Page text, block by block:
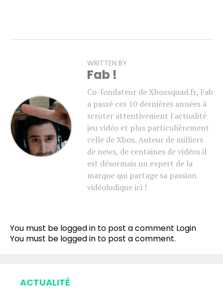
WRITTEN BY
Fab !
Co-fondateur de Xboxsquad.fr, Fab
a passé ces 10 dernières années à
scruter attentivement l'actualité
jeu vidéo et plus particulièrement
celle de Xbox. Auteur de milliers
de news, de centaines de vidéos il
est désormais un expert de la
marque qui partage sa passion
vidéoludique ici !
You must be logged in to post a comment Login
You must be logged in to post a comment.
ACTUALITÉ